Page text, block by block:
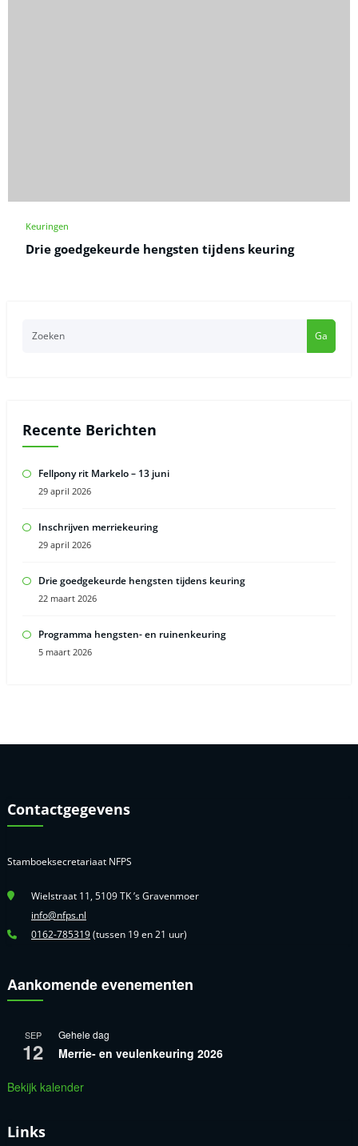
Keuringen
Drie goedgekeurde hengsten tijdens keuring
Ga
Recente Berichten
Fellpony rit Markelo – 13 juni
29 april 2026
Inschrijven merriekeuring
29 april 2026
Drie goedgekeurde hengsten tijdens keuring
22 maart 2026
Programma hengsten- en ruinenkeuring
5 maart 2026
Contactgegevens
Stamboeksecretariaat NFPS
Wielstraat 11, 5109 TK ’s Gravenmoer
info@nfps.nl
0162-785319(tussen 19 en 21 uur)
Aankomende evenementen
SEP
12
Gehele dag
Merrie- en veulenkeuring 2026
Bekijk kalender
Links